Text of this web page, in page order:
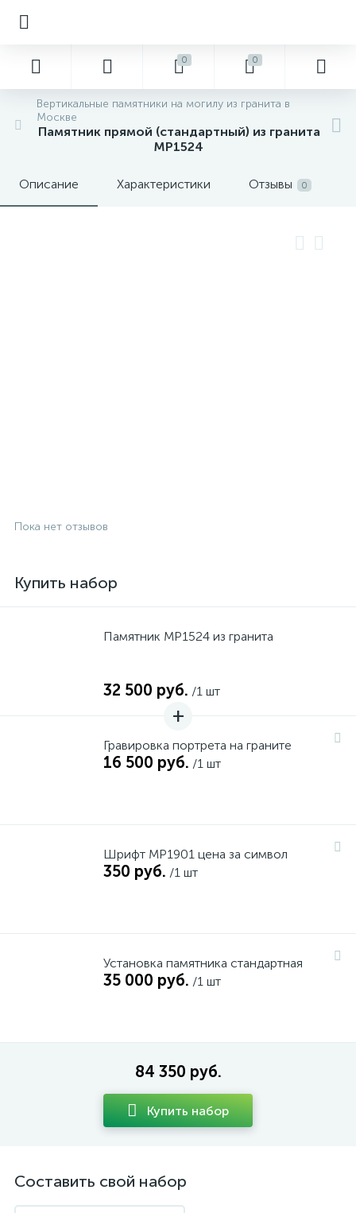
0 0
Вертикальные памятники на могилу из гранита в
Москве
Памятник прямой (стандартный) из гранита
MP1524
Описание Характеристики Отзывы 0
Пока нет отзывов
Купить набор
Памятник MP1524 из гранита
32 500 руб. /1 шт
Гравировка портрета на граните
16 500 руб. /1 шт
Шрифт MP1901 цена за символ
350 руб. /1 шт
Установка памятника стандартная
35 000 руб. /1 шт
84 350 руб.
Купить набор
Составить свой набор